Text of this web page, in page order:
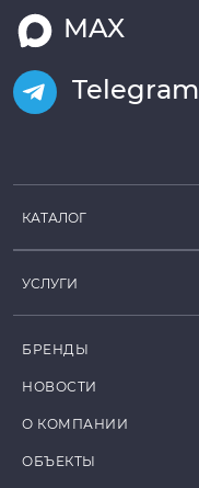
MAX
Telegram
КАТАЛОГ
УСЛУГИ
БРЕНДЫ
НОВОСТИ
О КОМПАНИИ
ОБЪЕКТЫ